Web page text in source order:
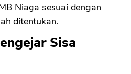
Niaga sesuai dengan
ditentukan.
Sisa